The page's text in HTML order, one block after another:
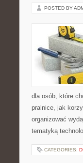
POSTED BY
dla osób, które
pralnice, jak
organizować
tematyką
CATEGORIES: